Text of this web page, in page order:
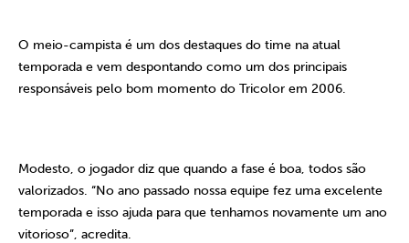
O meio-campista é um dos destaques do time na atual
temporada e vem despontando como um dos principais
responsáveis pelo bom momento do Tricolor em 2006.
Modesto, o jogador diz que quando a fase é boa, todos são
valorizados. “No ano passado nossa equipe fez uma excelente
temporada e isso ajuda para que tenhamos novamente um ano
vitorioso”, acredita.